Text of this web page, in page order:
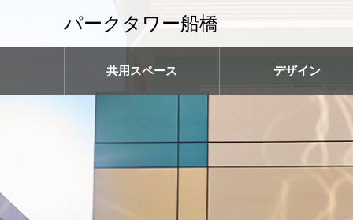
パークタワー船橋
共用スペース デザイン